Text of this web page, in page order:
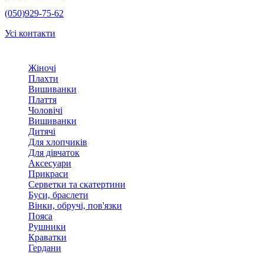
(050)929-75-62
Усі контакти
Жіночі
Плахти
Вишиванки
Плаття
Чоловічі
Вишиванки
Дитячі
Для хлопчиків
Для дівчаток
Аксесуари
Прикраси
Серветки та скатертини
Буси, браслети
Вінки, обручі, пов'язки
Пояса
Рушники
Краватки
Гердани